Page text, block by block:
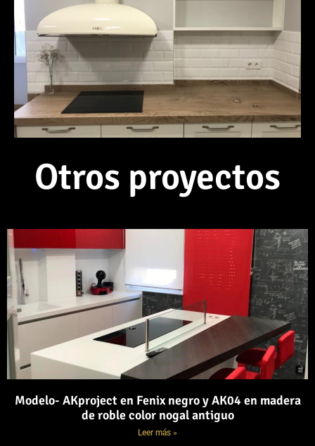
Otros proyectos
Modelo- AKproject en Fenix negro y AK04 en madera
de roble color nogal antiguo
Leer más »